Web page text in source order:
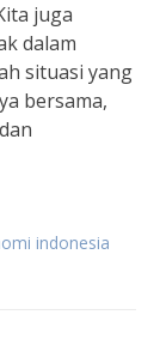
juga
dalam
situasi yang
bersama,
indonesia